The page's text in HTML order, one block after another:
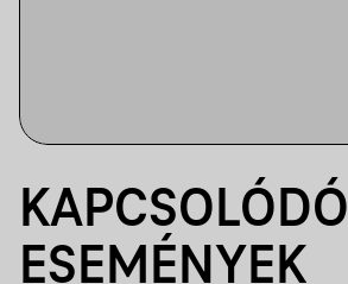
KAPCSOLÓDÓ
ESEMÉNYEK